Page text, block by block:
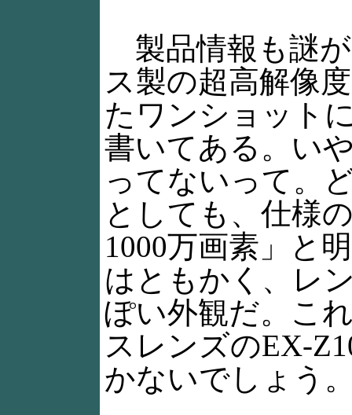
製品情報も謎
ス製の超高解像
たワンショット
書いてある。い
ってないって。
としても、仕様
1000万画素」と
はともかく、レ
ぽい外観だ。こ
スレンズのEX-
かないでしょう